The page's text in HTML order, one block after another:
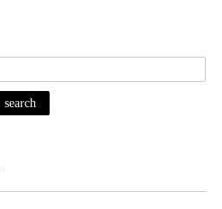
search